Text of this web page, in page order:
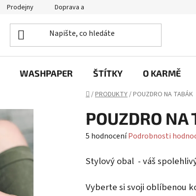
Prodejny Doprava a platba
WASHPAPER ŠTÍTKY O KARMĚ
Domů
/PRODUKTY/POUZDRO NA TABÁK
POUZDRO NA
Průměrné
produktu
5,0
5 hodnoceníPodrobnosti
Stylový obal - váš
Vyberte si svoji oblíbenou